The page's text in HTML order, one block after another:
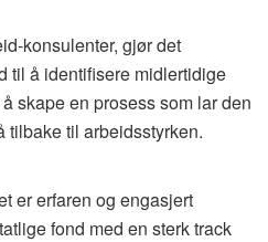
konsulenter, gjør det
til å identifisere midlertidige
skape en prosess som lar den
tilbake til arbeidsstyrken.
er erfaren og engasjert
fond med en sterk track